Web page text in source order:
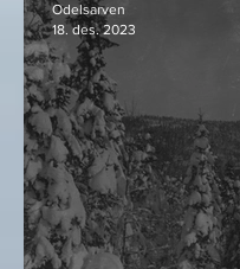
Odelsarven
18. des. 2023